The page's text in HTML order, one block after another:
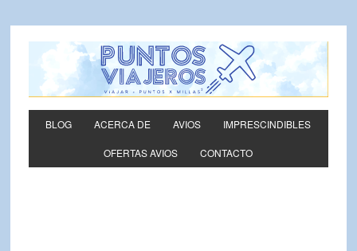
BLOG ACERCA DE AVIOS IMPRESCINDIBLES
OFERTAS AVIOS CONTACTO